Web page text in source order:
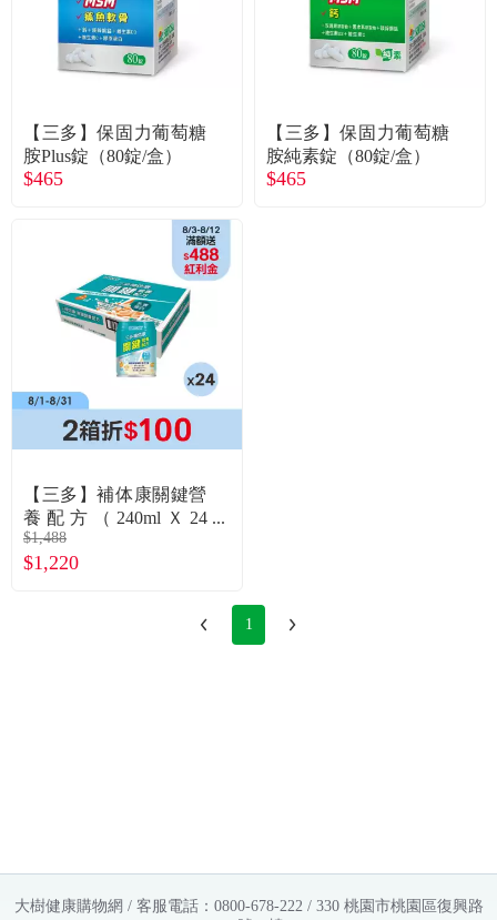
名人嚴選
優惠活動
關於我們
購物流程
常見問題
折價券、紅利說明
【三多】保固力葡萄糖
胺Plus錠（80錠/盒）
$465
【三多】保固力葡萄糖
胺純素錠（80錠/盒）
$465
【三多】補体康關鍵營
養配方（240mlＸ24
罐）
$1,488
$1,220
1
大樹健康購物網 / 客服電話：0800-678-222 / 330 桃園市桃園區復興路